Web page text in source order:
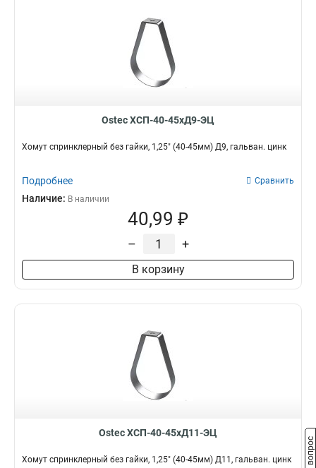
Ostec ХСП-40-45хД9-ЭЦ
Хомут спринклерный без гайки, 1,25" (40-45мм) Д9, гальван. цинк
Подробнее Сравнить
Наличие: В наличии
40,99 ₽
– +
В корзину
Ostec ХСП-40-45хД11-ЭЦ
Хомут спринклерный без гайки, 1,25" (40-45мм) Д11, гальван. цинк